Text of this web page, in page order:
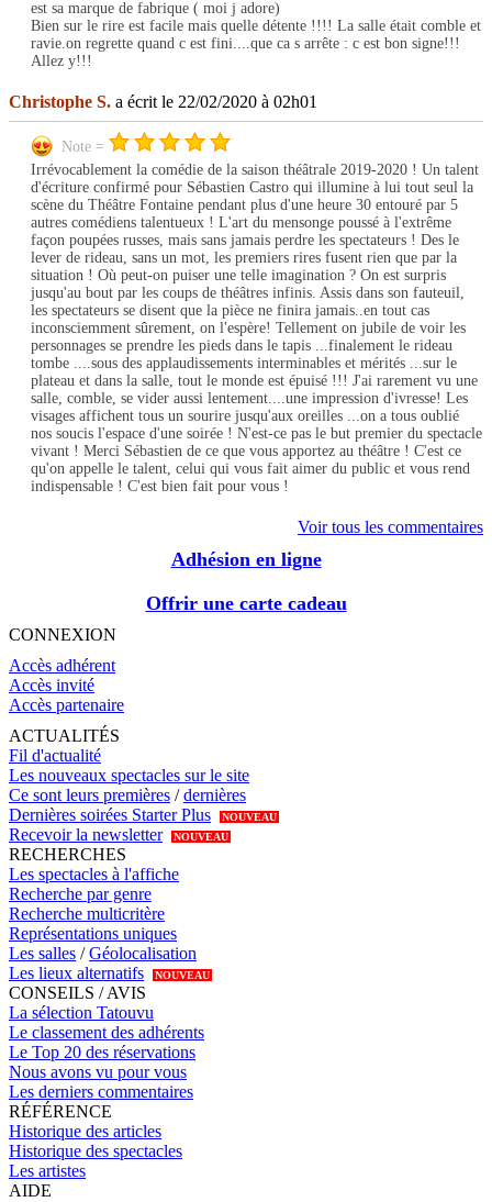
est sa marque de fabrique ( moi j adore)
Bien sur le rire est facile mais quelle détente !!!! La salle était comble et
ravie.on regrette quand c est fini....que ca s arrête : c est bon signe!!!
Allez y!!!
Christophe S. a écrit le 22/02/2020 à 02h01
Note =
Irrévocablement la comédie de la saison théâtrale 2019-2020 ! Un talent
d'écriture confirmé pour Sébastien Castro qui illumine à lui tout seul la
scène du Théâtre Fontaine pendant plus d'une heure 30 entouré par 5
autres comédiens talentueux ! L'art du mensonge poussé à l'extrême
façon poupées russes, mais sans jamais perdre les spectateurs ! Des le
lever de rideau, sans un mot, les premiers rires fusent rien que par la
situation ! Où peut-on puiser une telle imagination ? On est surpris
jusqu'au bout par les coups de théâtres infinis. Assis dans son fauteuil,
les spectateurs se disent que la pièce ne finira jamais..en tout cas
inconsciemment sûrement, on l'espère! Tellement on jubile de voir les
personnages se prendre les pieds dans le tapis ...finalement le rideau
tombe ....sous des applaudissements interminables et mérités ...sur le
plateau et dans la salle, tout le monde est épuisé !!! J'ai rarement vu une
salle, comble, se vider aussi lentement....une impression d'ivresse! Les
visages affichent tous un sourire jusqu'aux oreilles ...on a tous oublié
nos soucis l'espace d'une soirée ! N'est-ce pas le but premier du spectacle
vivant ! Merci Sébastien de ce que vous apportez au théâtre ! C'est ce
qu'on appelle le talent, celui qui vous fait aimer du public et vous rend
indispensable ! C'est bien fait pour vous !
Voir tous les commentaires
Adhésion en ligne
Offrir une carte cadeau
CONNEXION
Accès adhérent
Accès invité
Accès partenaire
ACTUALITÉS
Fil d'actualité
Les nouveaux spectacles sur le site
Ce sont leurs premières /dernières
Dernières soirées Starter Plus
NOUVEAU
Recevoir la newsletter NOUVEAU
RECHERCHES
Les spectacles à l'affiche
Recherche par genre
Recherche multicritère
Représentations uniques
Les salles /Géolocalisation
Les lieux alternatifs
NOUVEAU
CONSEILS / AVIS
La sélection Tatouvu
Le classement des adhérents
Le Top 20 des réservations
Nous avons vu pour vous
Les derniers commentaires
RÉFÉRENCE
Historique des articles
Historique des spectacles
Les artistes
AIDE